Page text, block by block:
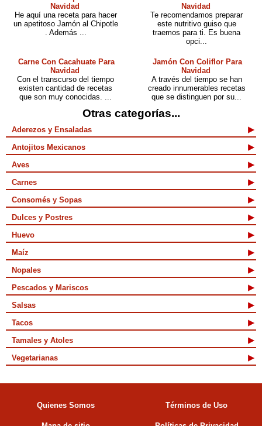
Navidad
He aquí una receta para hacer
un apetitoso Jamón al Chipotle
. Además ...
Navidad
Te recomendamos preparar
este nutritivo guiso que
traemos para ti. Es buena
opci...
Carne Con Cacahuate Para
Navidad
Con el transcurso del tiempo
existen cantidad de recetas
que son muy conocidas. ...
Jamón Con Coliflor Para
Navidad
A través del tiempo se han
creado innumerables recetas
que se distinguen por su...
Otras categorías...
Aderezos y Ensaladas
Antojitos Mexicanos
Aves
Carnes
Consomés y Sopas
Dulces y Postres
Huevo
Maíz
Nopales
Pescados y Mariscos
Salsas
Tacos
Tamales y Atoles
Vegetarianas
Quienes Somos Términos de Uso